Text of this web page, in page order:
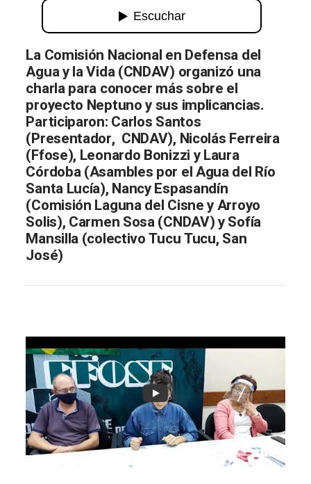
Charla “Proyecto Neptuno y
La Comisión Nacional en Defensa del
Agua y la Vida (CNDAV) organizó una
charla para conocer más sobre el
proyecto Neptuno y sus implicancias.
Participaron: Carlos Santos
(Presentador, CNDAV), Nicolás Ferreira
(Ffose), Leonardo Bonizzi y Laura
Córdoba (Asambles por el Agua del Río
Santa Lucía), Nancy Espasandín
(Comisión Laguna del Cisne y Arroyo
Solis), Carmen Sosa (CNDAV) y Sofía
Mansilla (colectivo Tucu Tucu, San
José)